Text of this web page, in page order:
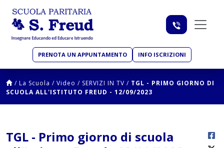
PRENOTA UN APPUNTAMENTO INFO ISCRIZIONI
/ La Scuola / Video / SERVIZI IN TV / TGL - PRIMO GIORNO DI
SCUOLA ALL'ISTITUTO FREUD - 12/09/2023
TGL - Primo giorno di scuola